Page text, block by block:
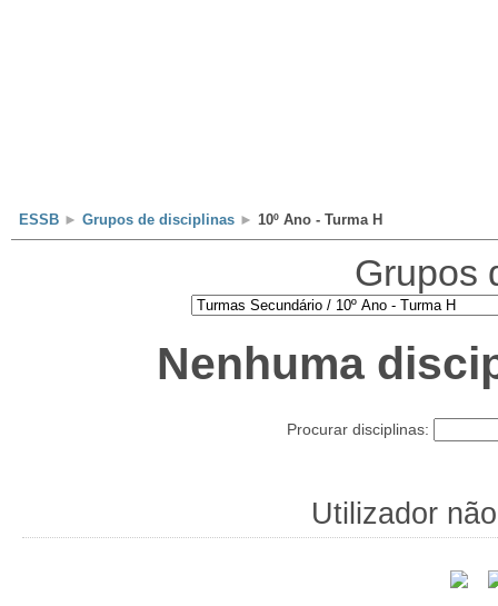
ESSB ► Grupos de disciplinas ► 10º Ano - Turma H
Grupos
Nenhuma
Procurar disciplinas:
Utilizador